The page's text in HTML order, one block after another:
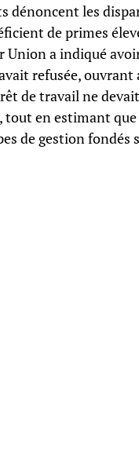
dénoncent les
de primes
Union a indiqué
refusée,
de travail ne
en estimant que
de gestion fondés